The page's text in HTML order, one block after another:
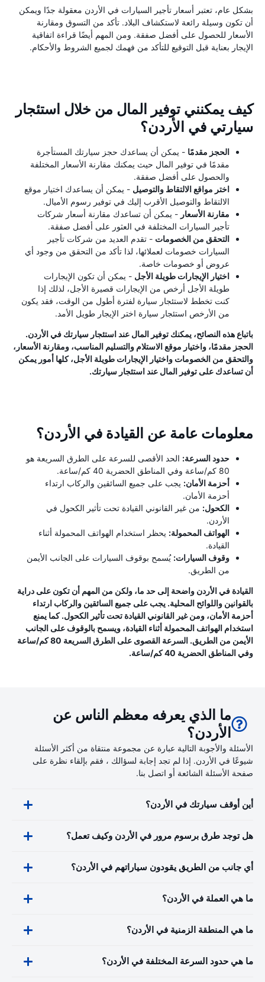
بشكل عام، تعتبر أسعار تأجير السيارات في الأردن معقولة جدًا ويمكن
أن تكون وسيلة رائعة لاستكشاف البلاد. تأكد من التسوق ومقارنة
الأسعار للحصول على أفضل صفقة. ومن المهم أيضًا قراءة اتفاقية
الإيجار بعناية قبل التوقيع للتأكد من فهمك لجميع الشروط والأحكام.
كيف يمكنني توفير المال من خلال استئجار
سيارتي في الأردن؟
الحجز مقدمًا - يمكن أن يساعدك حجز سيارتك المستأجرة
مقدمًا في توفير المال حيث يمكنك مقارنة الأسعار المختلفة
والحصول على أفضل صفقة.
اختر مواقع الالتقاط والتوصيل - يمكن أن يساعدك اختيار موقع
الالتقاط والتوصيل الأقرب إليك في توفير رسوم الأميال.
مقارنة الأسعار - يمكن أن تساعدك مقارنة أسعار شركات
تأجير السيارات المختلفة في العثور على أفضل صفقة.
التحقق من الخصومات - تقدم العديد من شركات تأجير
السيارات خصومات لعملائها، لذا تأكد من التحقق من وجود أي
عروض أو خصومات خاصة.
اختيار الإيجارات طويلة الأجل - يمكن أن تكون الإيجارات
طويلة الأجل أرخص من الإيجارات قصيرة الأجل، لذلك إذا
كنت تخطط لاستئجار سيارة لفترة أطول من الوقت، فقد يكون
من الأرخص استئجار سيارة اختر الإيجار طويل الأمد.
باتباع هذه النصائح، يمكنك توفير المال عند استئجار سيارتك في الأردن.
الحجز مقدمًا، واختيار موقع الاستلام والتسليم المناسب، ومقارنة الأسعار،
والتحقق من الخصومات واختيار الإيجارات طويلة الأجل، كلها أمور يمكن
أن تساعدك على توفير المال عند استئجار سيارتك.
معلومات عامة عن القيادة في الأردن؟
حدود السرعة: الحد الأقصى للسرعة على الطرق السريعة هو
80 كم/ساعة وفي المناطق الحضرية 40 كم/ساعة.
أحزمة الأمان: يجب على جميع السائقين والركاب ارتداء
أحزمة الأمان.
الكحول: من غير القانوني القيادة تحت تأثير الكحول في
الأردن.
الهواتف المحمولة: يحظر استخدام الهواتف المحمولة أثناء
القيادة.
وقوف السيارات: يُسمح بوقوف السيارات على الجانب الأيمن
من الطريق.
القيادة في الأردن واضحة إلى حد ما، ولكن من المهم أن تكون على دراية
بالقوانين واللوائح المحلية. يجب على جميع السائقين والركاب ارتداء
أحزمة الأمان، ومن غير القانوني القيادة تحت تأثير الكحول. كما يمنع
استخدام الهواتف المحمولة أثناء القيادة، ويسمح بالوقوف على الجانب
الأيمن من الطريق. السرعة القصوى على الطرق السريعة 80 كم/ساعة
وفي المناطق الحضرية 40 كم/ساعة.
ما الذي يعرفه معظم الناس عن
الأردن؟
الأسئلة والأجوبة التالية عبارة عن مجموعة منتقاة من أكثر الأسئلة
شيوعًا في الأردن. إذا لم تجد إجابة لسؤالك ، فقم بإلقاء نظرة على
صفحة الأسئلة الشائعة أو اتصل بنا.
أين أوقف سيارتك في الأردن؟
هل توجد طرق برسوم مرور في الأردن وكيف تعمل؟
أي جانب من الطريق يقودون سياراتهم في الأردن؟
ما هي العملة في الأردن؟
ما هي المنطقة الزمنية في الأردن؟
ما هي حدود السرعة المختلفة في الأردن؟